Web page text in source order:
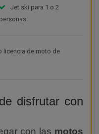
Jet ski para 1 o 2
personas
licencia de moto de
disfrutar con
con las motos